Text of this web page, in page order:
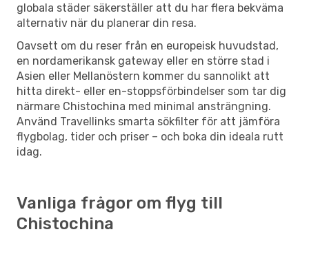
globala städer säkerställer att du har flera bekväma
alternativ när du planerar din resa.
Oavsett om du reser från en europeisk huvudstad,
en nordamerikansk gateway eller en större stad i
Asien eller Mellanöstern kommer du sannolikt att
hitta direkt- eller en-stoppsförbindelser som tar dig
närmare Chistochina med minimal ansträngning.
Använd Travellinks smarta sökfilter för att jämföra
flygbolag, tider och priser – och boka din ideala rutt
idag.
Vanliga frågor om flyg till
Chistochina